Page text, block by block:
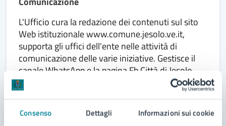
Consenso Dettagli Informazioni sui cookie
L'Ufficio cura la redazione dei contenuti sul sito
Web istituzionale www.comune.jesolo.ve.it,
supporta gli uffici dell'ente nelle attività di
comunicazione delle varie iniziative. Gestisce il
canale WhatsApp e la pagina Fb Città di Jesolo.
Controlli interni, anticorruzione, trasparenza